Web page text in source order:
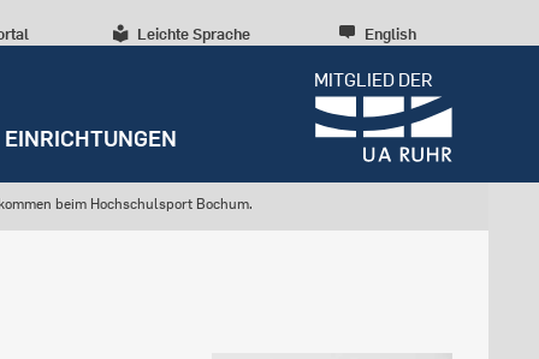
Leichte Sprache English
EINRICHTUNGEN
MITGLIED DER
beim Hochschulsport Bochum.